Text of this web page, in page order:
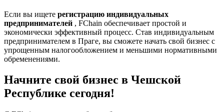
Если вы ищете регистрацию индивидуальных
предпринимателей , FChain обеспечивает простой и
экономически эффективный процесс. Став индивидуальным
предпринимателем в Праге, вы сможете начать свой бизнес с
упрощенным налогообложением и меньшими нормативными
обременениями.
Начните свой бизнес в Чешской
Республике сегодня!